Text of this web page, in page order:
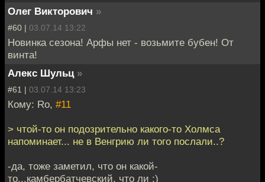
Олег Викторович »
#60 | 03.07.14 13:22
Новинка сезона! Арфы нет - возьмите бубен! От
винта!
Алекс Шульц »
#61 | 03.07.14 13:23
Кому: Ro, #11
> чтой-то он подозрительно какого-то Холмса
напоминает... не в Венгрию ли того послали..?
-да, тоже заметил, что он какой-
то...камбербатчевский, что ли :)